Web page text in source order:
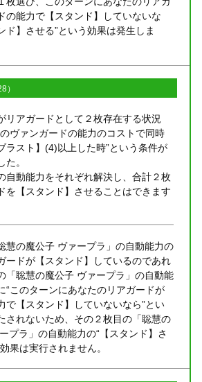
の能力で【スタンド】していないな
ド】させる”という効果は発生しま
）
リアガードとして２枚存在する状況
ヴァンガードの能力のコストで同時
ラスト】(4)以上した時”という条件が
た。
自動能力をそれぞれ解決し、合計２枚
を【スタンド】させることはできます
慧の魔公子 ヴァープラ」の自動能力の
ードが【スタンド】しているのであれ
「聡慧の魔公子 ヴァープラ」の自動能
“このターンにあなたのリアガードが
で【スタンド】していないなら”とい
されないため、その２枚目の「聡慧の
プラ」の自動能力の“【スタンド】さ
果は実行されません。